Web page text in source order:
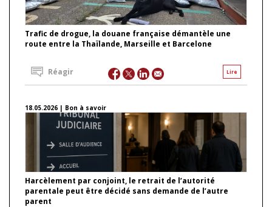
Trafic de drogue, la douane française démantèle une
route entre la Thaïlande, Marseille et Barcelone
Lire
Réagir
18.05.2026 | Bon à savoir
Harcèlement par conjoint, le retrait de l’autorité
parentale peut être décidé sans demande de l’autre
parent